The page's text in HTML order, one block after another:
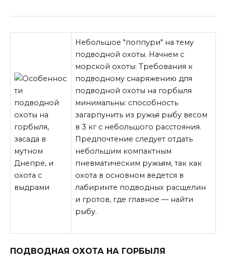
Небольшое "поппури" на тему
подводной охоты. Начнем с
морской охоты: Требования к
подводному снаряжению для
подводной охоты на горбыля
минимальны: способность
загарпунить из ружья рыбу весом
в 3 кг с небольшого расстояния.
Предпочтение следует отдать
небольшим компактным
пневматическим ружьям, так как
охота в основном ведется в
лабиринте подводных расщелин
и гротов, где главное — найти
рыбу.
ПОДВОДНАЯ ОХОТА НА ГОРБЫЛЯ